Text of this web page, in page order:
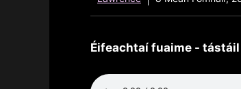
Éifeachtaí fuaime -